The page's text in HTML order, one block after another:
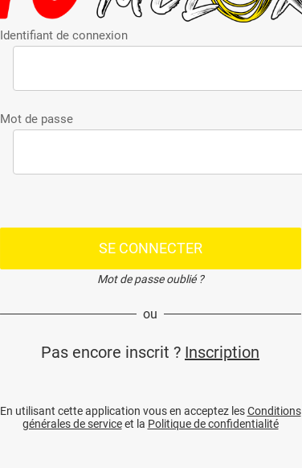
Identifiant de connexion
Mot de passe
SE CONNECTER
Mot de passe oublié ?
ou
Pas encore inscrit ? Inscription
En utilisant cette application vous en acceptez lesConditions
générales de serviceet la Politique de confidentialité